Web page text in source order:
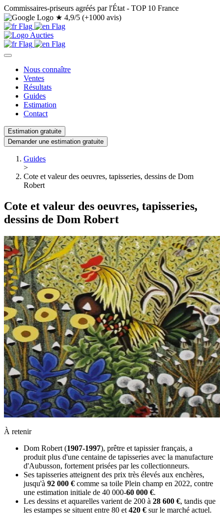
Commissaires-priseurs agréés par l'État - TOP 10 France
★ 4,9/5 (+1000 avis)
Nous connaître
Ventes
Résultats
Guides
Estimation
Contact
Estimation gratuite
Demander une estimation gratuite
Guides
>
Cote et valeur des oeuvres, tapisseries, dessins de Dom
Robert
Cote et valeur des oeuvres, tapisseries,
dessins de Dom Robert
À retenir
Dom Robert (1907-1997), prêtre et tapissier français, a
produit plus d'une centaine de tapisseries avec la manufacture
d'Aubusson, fortement prisées par les collectionneurs.
Ses tapisseries atteignent des prix très élevés aux enchères,
jusqu'à 92 000 € comme sa toile Plein champ en 2022, contre
une estimation initiale de 40 000-60 000 €.
Les dessins et aquarelles varient de 200 à 28 600 €, tandis que
les estampes se situent entre 80 et 420 € sur le marché actuel.